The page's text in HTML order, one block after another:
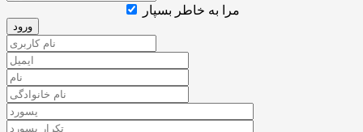
مرا به خاطر بسپار